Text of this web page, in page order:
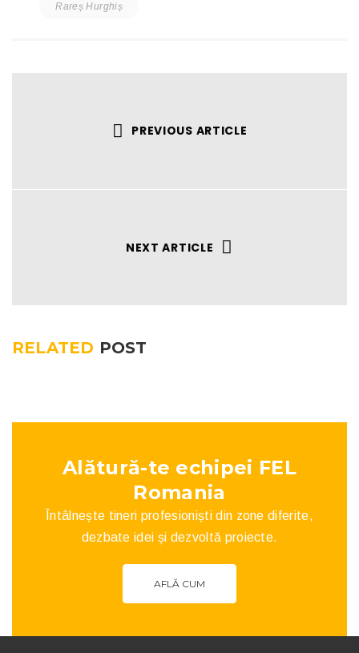
Rareș Hurghiș
PREVIOUS ARTICLE
NEXT ARTICLE
RELATED POST
Alătură-te echipei FEL
Romania
Întâlnește tineri profesioniști din zone diferite,
dezbate idei și dezvoltă proiecte.
AFLĂ CUM